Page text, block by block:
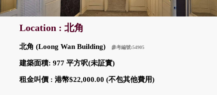
Location : 北角
北角 (Loong Wan Building) 參考編號:54905
建築面積: 977 平方呎(未証實)
租金叫價 : 港幣$22,000.00 (不包其他費用)